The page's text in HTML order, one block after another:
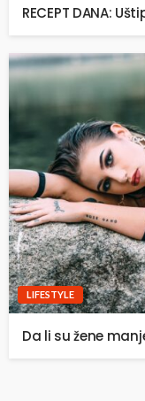
RECEPT DANA:
LIFESTYLE
Da li su žene